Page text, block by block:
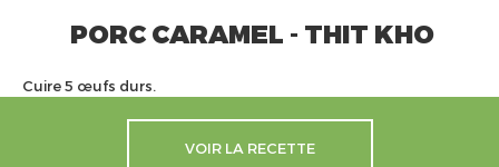
PORC CARAMEL - THIT KHO
Cuire 5 œufs durs.
VOIR LA RECETTE